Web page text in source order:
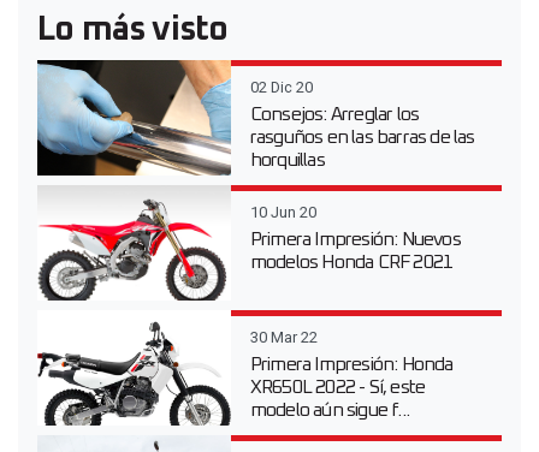
Lo más visto
02 Dic 20
Consejos: Arreglar los
rasguños en las barras de las
horquillas
10 Jun 20
Primera Impresión: Nuevos
modelos Honda CRF 2021
30 Mar 22
Primera Impresión: Honda
XR650L 2022 - Sí, este
modelo aún sigue f...